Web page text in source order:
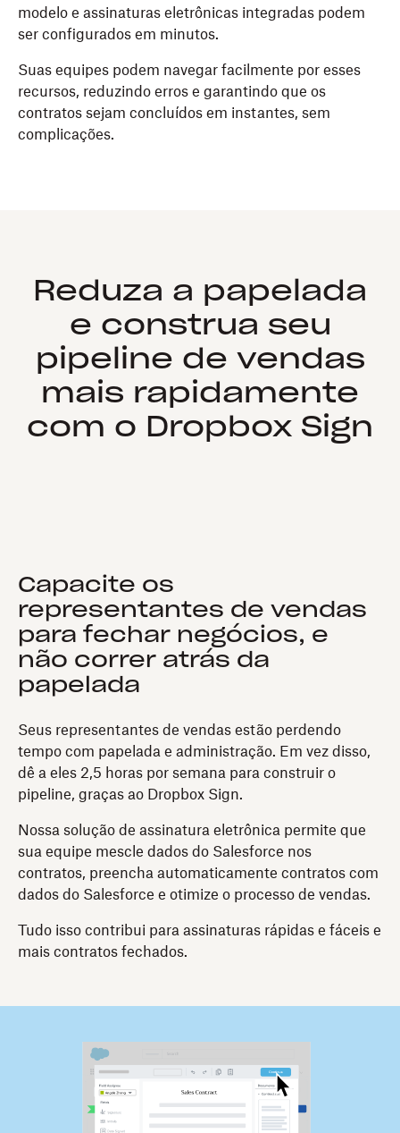
modelo e assinaturas eletrônicas integradas podem
ser configurados em minutos.
Suas equipes podem navegar facilmente por esses
recursos, reduzindo erros e garantindo que os
contratos sejam concluídos em instantes, sem
complicações.
Reduza a papelada
e construa seu
pipeline de vendas
mais rapidamente
com o Dropbox Sign
Capacite os
representantes de vendas
para fechar negócios, e
não correr atrás da
papelada
Seus representantes de vendas estão perdendo
tempo com papelada e administração. Em vez disso,
dê a eles 2,5 horas por semana para construir o
pipeline, graças ao Dropbox Sign.
Nossa solução de assinatura eletrônica permite que
sua equipe mescle dados do Salesforce nos
contratos, preencha automaticamente contratos com
dados do Salesforce e otimize o processo de vendas.
Tudo isso contribui para assinaturas rápidas e fáceis e
mais contratos fechados.